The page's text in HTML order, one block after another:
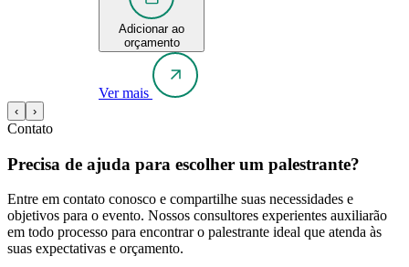
Adicionar ao
orçamento
Ver mais
‹ ›
Contato
Precisa de ajuda para escolher um palestrante?
Entre em contato conosco e compartilhe suas necessidades e
objetivos para o evento. Nossos consultores experientes auxiliarão
em todo processo para encontrar o palestrante ideal que atenda às
suas expectativas e orçamento.